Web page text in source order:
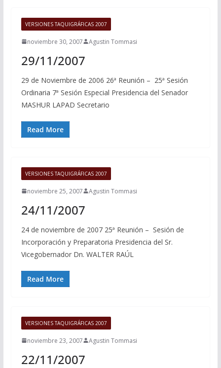
VERSIONES TAQUIGRÁFICAS 2007
noviembre 30, 2007 Agustin Tommasi
29/11/2007
29 de Noviembre de 2006 26ª Reunión – 25ª Sesión
Ordinaria 7ª Sesión Especial Presidencia del Senador
MASHUR LAPAD Secretario
Read More
VERSIONES TAQUIGRÁFICAS 2007
noviembre 25, 2007 Agustin Tommasi
24/11/2007
24 de noviembre de 2007 25ª Reunión – Sesión de
Incorporación y Preparatoria Presidencia del Sr.
Vicegobernador Dn. WALTER RAÚL
Read More
VERSIONES TAQUIGRÁFICAS 2007
noviembre 23, 2007 Agustin Tommasi
22/11/2007